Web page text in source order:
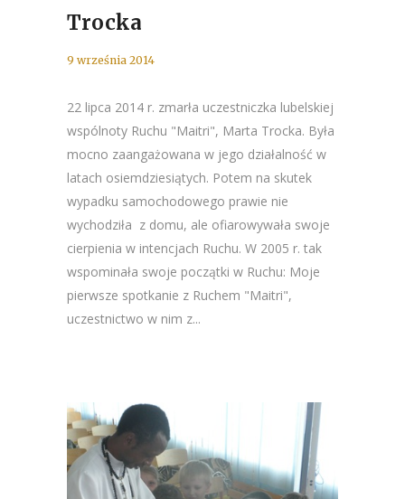
Trocka
9 września 2014
22 lipca 2014 r. zmarła uczestniczka lubelskiej
wspólnoty Ruchu "Maitri", Marta Trocka. Była
mocno zaangażowana w jego działalność w
latach osiemdziesiątych. Potem na skutek
wypadku samochodowego prawie nie
wychodziła z domu, ale ofiarowywała swoje
cierpienia w intencjach Ruchu. W 2005 r. tak
wspominała swoje początki w Ruchu: Moje
pierwsze spotkanie z Ruchem "Maitri",
uczestnictwo w nim z...